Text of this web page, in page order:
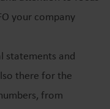
your company
statements and
there for the
from